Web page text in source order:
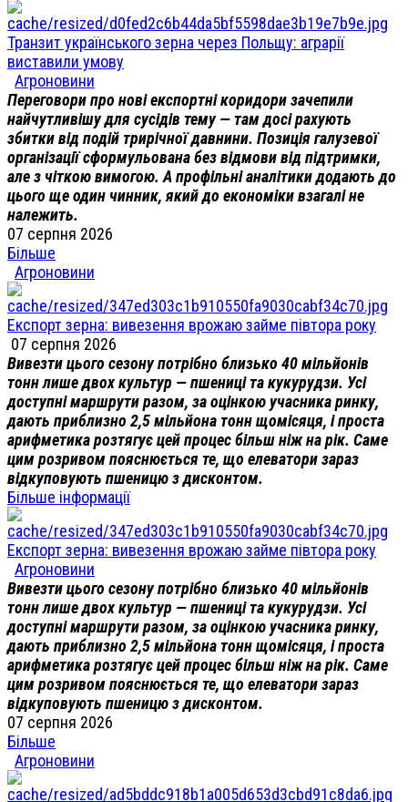
Транзит українського зерна через Польщу: аграрії
виставили умову
Агроновини
Переговори про нові експортні коридори зачепили
найчутливішу для сусідів тему — там досі рахують
збитки від подій трирічної давнини. Позиція галузевої
організації сформульована без відмови від підтримки,
але з чіткою вимогою. А профільні аналітики додають до
цього ще один чинник, який до економіки взагалі не
належить.
07 серпня 2026
Більше
Агроновини
Експорт зерна: вивезення врожаю займе півтора року
07 серпня 2026
Вивезти цього сезону потрібно близько 40 мільйонів
тонн лише двох культур — пшениці та кукурудзи. Усі
доступні маршрути разом, за оцінкою учасника ринку,
дають приблизно 2,5 мільйона тонн щомісяця, і проста
арифметика розтягує цей процес більш ніж на рік. Саме
цим розривом пояснюється те, що елеватори зараз
відкуповують пшеницю з дисконтом.
Більше інформації
Експорт зерна: вивезення врожаю займе півтора року
Агроновини
Вивезти цього сезону потрібно близько 40 мільйонів
тонн лише двох культур — пшениці та кукурудзи. Усі
доступні маршрути разом, за оцінкою учасника ринку,
дають приблизно 2,5 мільйона тонн щомісяця, і проста
арифметика розтягує цей процес більш ніж на рік. Саме
цим розривом пояснюється те, що елеватори зараз
відкуповують пшеницю з дисконтом.
07 серпня 2026
Більше
Агроновини